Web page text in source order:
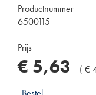
Productnummer
6500115
Prijs
€ 5,63 ( €